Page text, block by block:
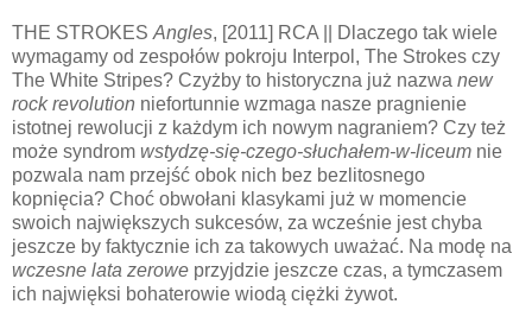
THE STROKES Angles, [2011] RCA || Dlaczego tak wiele
wymagamy od zespołów pokroju Interpol, The Strokes czy
The White Stripes? Czyżby to historyczna już nazwa new
rock revolution niefortunnie wzmaga nasze pragnienie
istotnej rewolucji z każdym ich nowym nagraniem? Czy też
może syndrom wstydzę-się-czego-słuchałem-w-liceum nie
pozwala nam przejść obok nich bez bezlitosnego
kopnięcia? Choć obwołani klasykami już w momencie
swoich największych sukcesów, za wcześnie jest chyba
jeszcze by faktycznie ich za takowych uważać. Na modę na
wczesne lata zerowe przyjdzie jeszcze czas, a tymczasem
ich najwięksi bohaterowie wiodą ciężki żywot.